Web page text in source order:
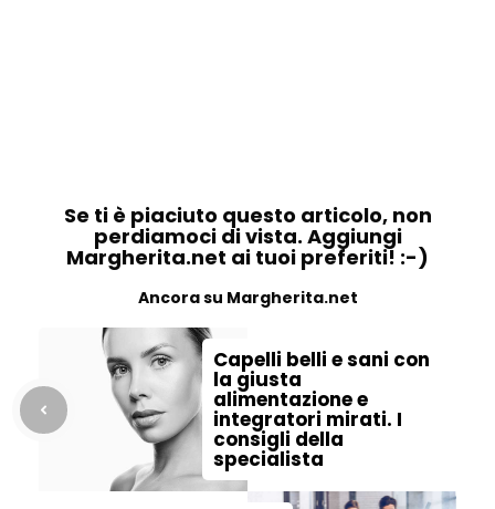
Se ti è piaciuto questo articolo, non
perdiamoci di vista. Aggiungi
Margherita.net ai tuoi preferiti! :-)
Ancora su Margherita.net
Capelli belli e sani con
la giusta
alimentazione e
integratori mirati. I
consigli della
specialista